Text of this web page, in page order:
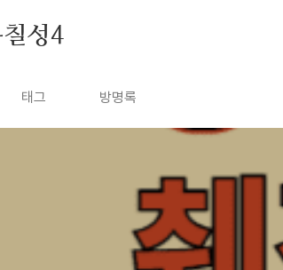
성4
태그 방명록